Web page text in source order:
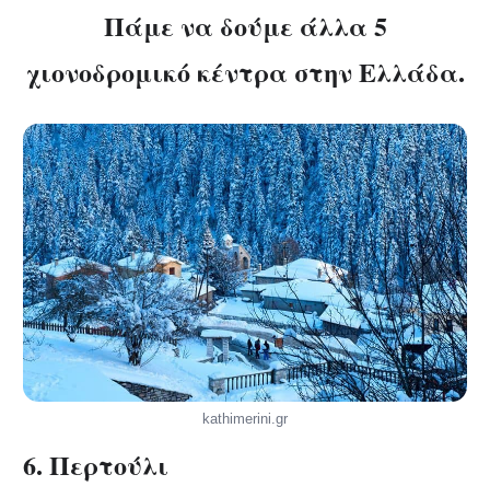
Πάμε να δούμε άλλα 5
χιονοδρομικό κέντρα στην Ελλάδα.
kathimerini.gr
6. Περτούλι